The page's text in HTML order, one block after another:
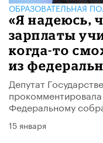
ОБРАЗОВАТЕЛЬНАЯ
​«Я надеюсь,
зарплаты
когда-то
из
Депутат
Федеральному
15 января